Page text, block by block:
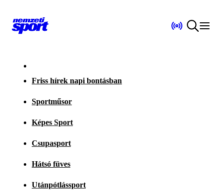
Friss hírek napi bontásban
Sportműsor
Képes Sport
Csupasport
Hátsó füves
Utánpótlássport